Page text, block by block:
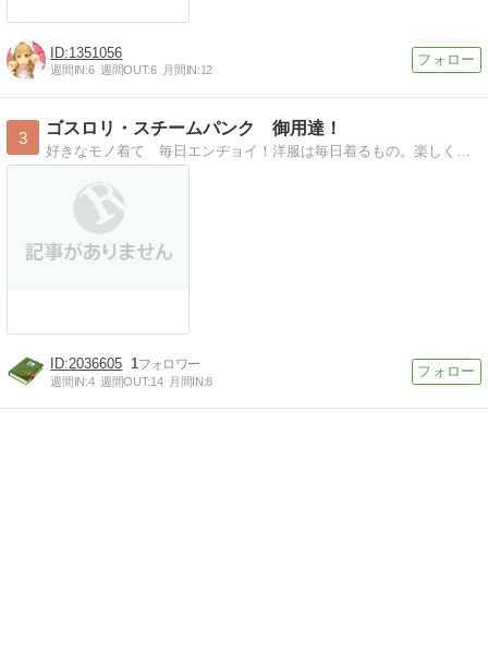
1351056
週間IN:6 週間OUT:6 月間IN:12
3
ゴスロリ・スチームパンク 御用達！
2036605 1
週間IN:4 週間OUT:14 月間IN:8